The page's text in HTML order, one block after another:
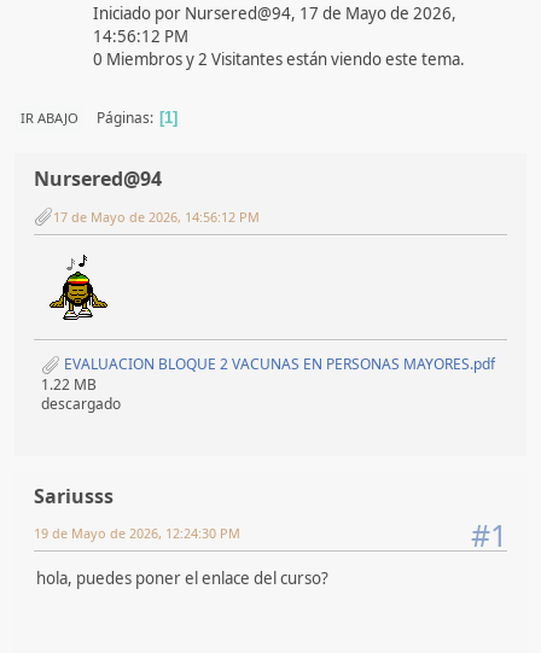
Iniciado por Nursered@94, 17 de Mayo de 2026,
14:56:12 PM
0 Miembros y 2 Visitantes están viendo este tema.
IR ABAJO Páginas 1
Nursered@94
17 de Mayo de 2026, 14:56:12 PM
EVALUACION BLOQUE 2 VACUNAS EN PERSONAS MAYORES.pdf
1.22 MB
descargado
Sariusss
#1
19 de Mayo de 2026, 12:24:30 PM
hola, puedes poner el enlace del curso?